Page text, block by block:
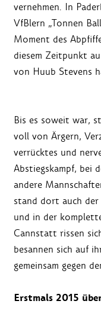
vernehmen. In
VfBlern „Tonnen
Moment des
diesem Zeitpunkt
von Huub Stevens
Bis es soweit war,
voll von Ärgern,
verrücktes und
Abstiegskampf, bei
andere
stand dort auch
und in der
Cannstatt rissen
besannen sich auf
gemeinsam gegen
Erstmals 2015